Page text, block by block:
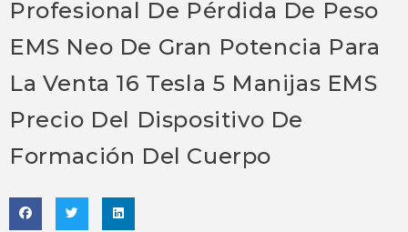
Profesional De Pérdida De Peso
EMS Neo De Gran Potencia Para
La Venta 16 Tesla 5 Manijas EMS
Precio Del Dispositivo De
Formación Del Cuerpo